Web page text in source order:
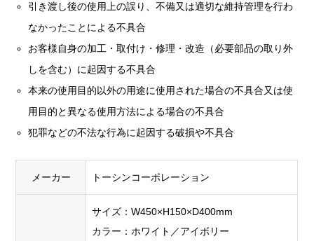
引き渡し後の使用上の誤り、不備又は適切な維持管理を行わ
なかったことによる不具合
お客様自身の加工・取付け・修理・改造（必要部品の取り外
しを含む）に起因する不具合
本来の使用目的以外の用途に使用された場合の不具合又は使
用目的と異なる使用方法による場合の不具合
犯罪などの不法な行為に起因する破損や不具合
メーカー トーシンコーポレーション
サイズ：W450×H150×D400mm
カラー：ホワイト／アイボリー